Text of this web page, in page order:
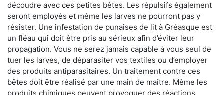
découdre avec ces petites bêtes. Les répulsifs également
seront employés et même les larves ne pourront pas y
résister. Une infestation de punaises de lit à Gréasque est
un fléau qui doit être pris au sérieux afin d’éviter leur
propagation. Vous ne serez jamais capable à vous seul de
tuer les larves, de déparasiter vos textiles ou d’employer
des produits antiparasitaires. Un traitement contre ces
bêtes doit être réalisé par une main de maître. Même les